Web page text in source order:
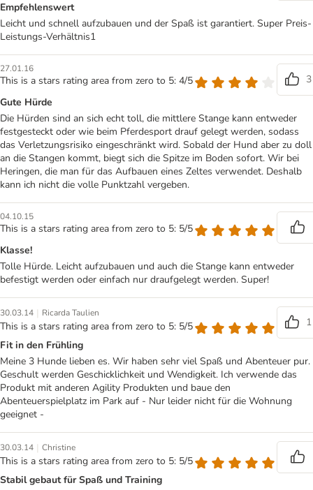
Empfehlenswert
Leicht und schnell aufzubauen und der Spaß ist garantiert. Super Preis-
Leistungs-Verhältnis1
27.01.16
This is a stars rating area from zero to 5: 4/5
3
Gute Hürde
Die Hürden sind an sich echt toll, die mittlere Stange kann entweder
festgesteckt oder wie beim Pferdesport drauf gelegt werden, sodass
das Verletzungsrisiko eingeschränkt wird. Sobald der Hund aber zu doll
an die Stangen kommt, biegt sich die Spitze im Boden sofort. Wir bei
Heringen, die man für das Aufbauen eines Zeltes verwendet. Deshalb
kann ich nicht die volle Punktzahl vergeben.
04.10.15
This is a stars rating area from zero to 5: 5/5
Klasse!
Tolle Hürde. Leicht aufzubauen und auch die Stange kann entweder
befestigt werden oder einfach nur draufgelegt werden. Super!
30.03.14 | Ricarda Taulien
This is a stars rating area from zero to 5: 5/5
1
Fit in den Frühling
Meine 3 Hunde lieben es. Wir haben sehr viel Spaß und Abenteuer pur.
Geschult werden Geschicklichkeit und Wendigkeit. Ich verwende das
Produkt mit anderen Agility Produkten und baue den
Abenteuerspielplatz im Park auf - Nur leider nicht für die Wohnung
geeignet -
30.03.14 | Christine
This is a stars rating area from zero to 5: 5/5
Stabil gebaut für Spaß und Training